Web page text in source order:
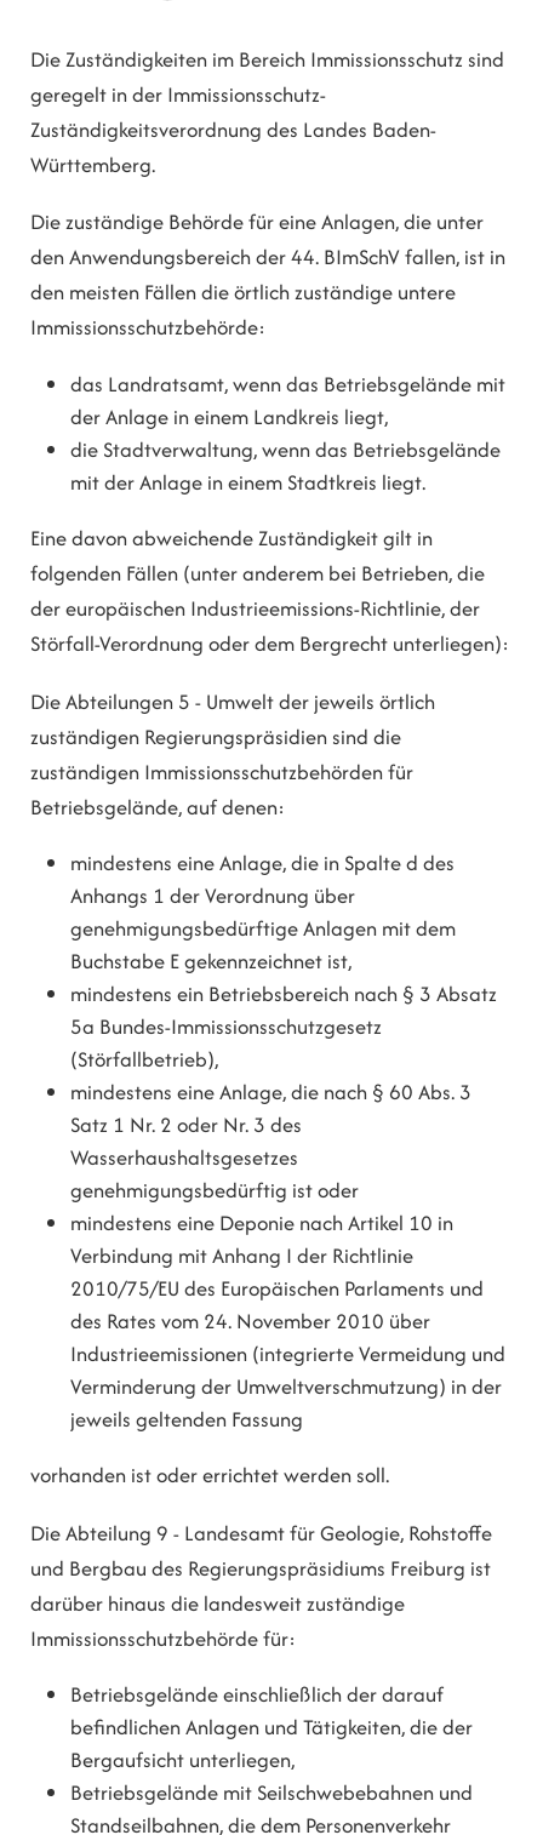
Die Zuständigkeiten im Bereich Immissionsschutz sind
geregelt in der Immissionsschutz-
Zuständigkeitsverordnung des Landes Baden-
Württemberg.
Die zuständige Behörde für eine Anlagen, die unter
den Anwendungsbereich der 44. BImSchV fallen, ist in
den meisten Fällen die örtlich zuständige untere
Immissionsschutzbehörde:
das Landratsamt, wenn das Betriebsgelände mit
der Anlage in einem Landkreis liegt,
die Stadtverwaltung, wenn das Betriebsgelände
mit der Anlage in einem Stadtkreis liegt.
Eine davon abweichende Zuständigkeit gilt in
folgenden Fällen (unter anderem bei Betrieben, die
der europäischen Industrieemissions-Richtlinie, der
Störfall-Verordnung oder dem Bergrecht unterliegen):
Die Abteilungen 5 - Umwelt der jeweils örtlich
zuständigen Regierungspräsidien sind die
zuständigen Immissionsschutzbehörden für
Betriebsgelände, auf denen:
mindestens eine Anlage, die in Spalte d des
Anhangs 1 der Verordnung über
genehmigungsbedürftige Anlagen mit dem
Buchstabe E gekennzeichnet ist,
mindestens ein Betriebsbereich nach § 3 Absatz
5a Bundes-Immissionsschutzgesetz
(Störfallbetrieb),
mindestens eine Anlage, die nach § 60 Abs. 3
Satz 1 Nr. 2 oder Nr. 3 des
Wasserhaushaltsgesetzes
genehmigungsbedürftig ist oder
mindestens eine Deponie nach Artikel 10 in
Verbindung mit Anhang I der Richtlinie
2010/75/EU des Europäischen Parlaments und
des Rates vom 24. November 2010 über
Industrieemissionen (integrierte Vermeidung und
Verminderung der Umweltverschmutzung) in der
jeweils geltenden Fassung
vorhanden ist oder errichtet werden soll.
Die Abteilung 9 - Landesamt für Geologie, Rohstoffe
und Bergbau des Regierungspräsidiums Freiburg ist
darüber hinaus die landesweit zuständige
Immissionsschutzbehörde für:
Betriebsgelände einschließlich der darauf
befindlichen Anlagen und Tätigkeiten, die der
Bergaufsicht unterliegen,
Betriebsgelände mit Seilschwebebahnen und
Standseilbahnen, die dem Personenverkehr